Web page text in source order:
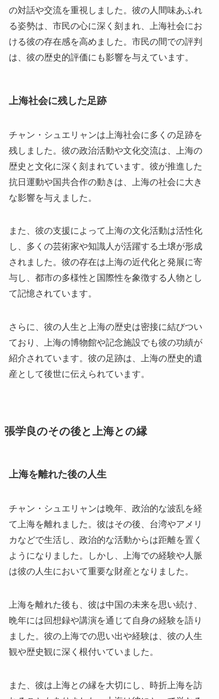
の対話や交流を重視しました。彼の人間味あふれ
る姿勢は、市民の心に深く刻まれ、上海社会にお
ける彼の存在感を高めました。市民の間での評判
は、彼の歴史的評価にも影響を与えています。
上海社会に残した足跡
チャン・シュエリャンは上海社会に多くの足跡を
残しました。彼の政治活動や文化交流は、上海の
歴史と文化に深く刻まれています。彼が推進した
抗日運動や国共合作の動きは、上海の社会に大き
な影響を与えました。
また、彼の支援によって上海の文化活動は活性化
し、多くの芸術家や知識人が活躍する土壌が形成
されました。彼の存在は上海の近代化と発展に寄
与し、都市の多様性と国際性を象徴する人物とし
て記憶されています。
さらに、彼の人生と上海の歴史は密接に結びつい
ており、上海の博物館や記念施設でも彼の功績が
紹介されています。彼の足跡は、上海の歴史的遺
産として後世に伝えられています。
張学良のその後と上海との縁
上海を離れた後の人生
チャン・シュエリャンは晩年、政治的な波乱を経
て上海を離れました。彼はその後、台湾やアメリ
カなどで生活し、政治的な活動からは距離を置く
ようになりました。しかし、上海での経験や人脈
は彼の人生において重要な財産となりました。
上海を離れた後も、彼は中国の未来を思い続け、
晩年には回想録や講演を通じて自身の経験を語り
ました。彼の上海での思い出や経験は、彼の人生
観や歴史観に深く根付いていました。
また、彼は上海との縁を大切にし、時折上海を訪